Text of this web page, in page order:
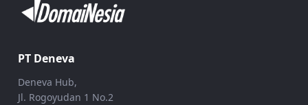
PT Deneva
Deneva Hub,
Jl. Rogoyudan 1 No.2